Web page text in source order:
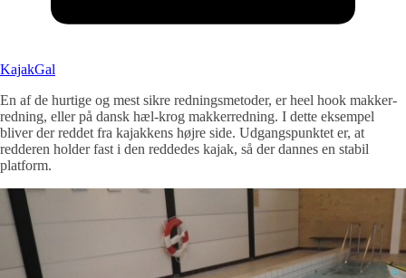
KajakGal
En af de hurtige og mest sikre redningsmetoder, er heel hook makker-
redning, eller på dansk hæl-krog makkerredning. I dette eksempel
bliver der reddet fra kajakkens højre side. Udgangspunktet er, at
redderen holder fast i den reddedes kajak, så der dannes en stabil
platform.